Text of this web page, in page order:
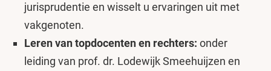
jurisprudentie en wisselt u ervaringen uit met
vakgenoten.
Leren van topdocenten en rechters: onder
leiding van prof. dr. Lodewijk Smeehuijzen en